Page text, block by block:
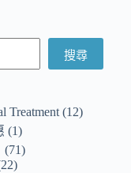
搜尋
Treatment 12
1
71
22